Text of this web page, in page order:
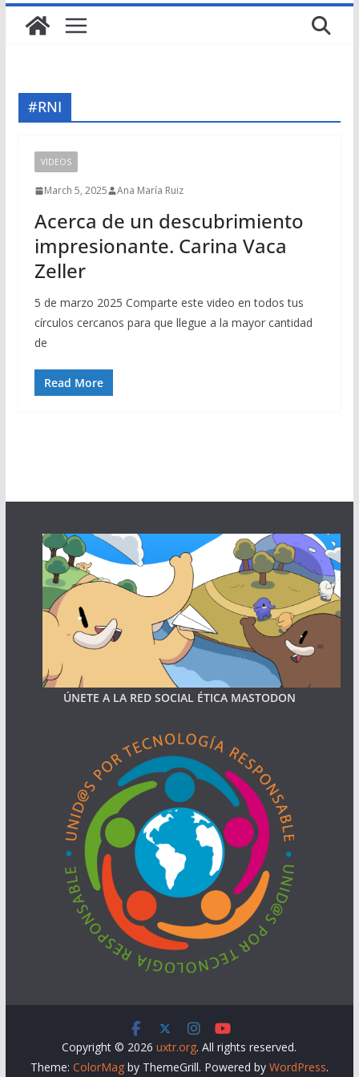
#RNI
VIDEOS
March 5, 2025 Ana María Ruiz
Acerca de un descubrimiento
impresionante. Carina Vaca
Zeller
5 de marzo 2025 Comparte este video en todos tus
círculos cercanos para que llegue a la mayor cantidad
de
Read More
ÚNETE A LA RED SOCIAL ÉTICA MASTODON
Copyright © 2026uxtr.org. All rights reserved.
Theme: ColorMagby ThemeGrill. Powered by WordPress.